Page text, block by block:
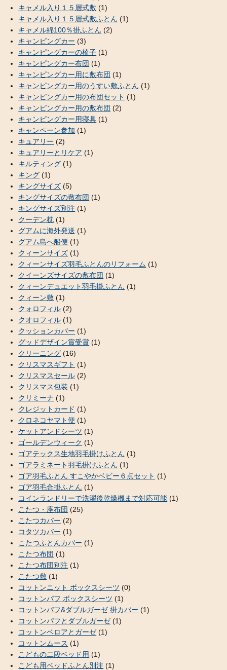
キャメル入り１５層式敷 (1)
キャメル入り１５層式敷ふとん (1)
キャメル綿100％掛ふとん (2)
キャンピングカー (3)
キャンピングカーの椅子 (1)
キャンピングカー布団 (1)
キャンピングカー用に敷布団 (1)
キャンピングカー用のうすい敷ふとん (1)
キャンピングカー用の布団セット (1)
キャンピングカー用の敷布団 (2)
キャンピングカー用寝具 (1)
キャンペーン参加 (1)
キュアリー (2)
キュアリーとリケア (1)
キルティング (1)
キング (1)
キングサイズ (5)
キングサイズの敷布団 (1)
キングサイズ別注 (1)
クーデン枕 (1)
グアムに海外発送 (1)
グアム島へ船便 (1)
クィーンサイズ (1)
クィーンサイズ羽毛ふとんのリフォーム (1)
クイーンズサイズの敷布団 (1)
クィーンデュエット羽毛掛ふとん (1)
クィーン敷 (1)
クォロフィル (2)
クオロフィル (1)
クッションカバー (1)
グッドデザイン賞受賞 (1)
クリーニング (16)
クリスマスギフト (1)
クリスマスセール (2)
クリスマス包装 (1)
クリミーナ (1)
クレジットカード (1)
クロネコヤマト便 (1)
ケットアンドシーツ (1)
ゴールデンウィーク (1)
ゴアテックス生地羽毛掛けふとん (1)
ゴアラミネート羽毛掛けふとん (1)
ゴア羽毛ふとん すこやかベビー６点セット (1)
ゴア羽毛合掛ふとん (1)
コインランドリーで洗濯後乾燥機まで対応可能 (1)
こたつ・座布団 (25)
こたつカバー (2)
コタツカバー (1)
こたつふとんカバー (1)
こたつ布団 (1)
こたつ布団別注 (1)
こたつ敷 (1)
コットンニット ボックスシーツ (0)
コットンパフ ボックスシーツ (1)
コットンパフ&ダブルガーゼ 掛カバー (1)
コットンパフとダブルガーゼ(1)
コットンベロアとガーゼ(1)
コットンムース (1)
こどもの二段ベッド用 (1)
こども用ベッドふとん別注 (1)